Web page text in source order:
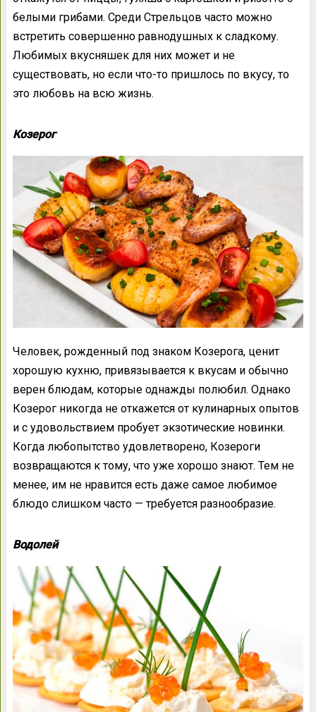
белыми грибами. Среди Стрельцов часто можно
встретить совершенно равнодушных к сладкому.
Любимых вкусняшек для них может и не
существовать, но если что-то пришлось по вкусу, то
это любовь на всю жизнь.
Козерог
Человек, рожденный под знаком Козерога, ценит
хорошую кухню, привязывается к вкусам и обычно
верен блюдам, которые однажды полюбил. Однако
Козерог никогда не откажется от кулинарных опытов
и с удовольствием пробует экзотические новинки.
Когда любопытство удовлетворено, Козероги
возвращаются к тому, что уже хорошо знают. Тем не
менее, им не нравится есть даже самое любимое
блюдо слишком часто — требуется разнообразие.
Водолей